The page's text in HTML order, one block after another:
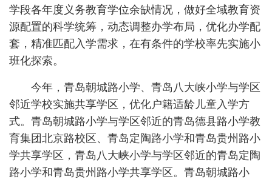
学段各年度义务教育学位余缺情况，做好全域教育资
源配置的科学统筹，动态调整办学布局，优化办学配
套，精准匹配入学需求，在有条件的学校率先实施小
班化探索。
今年，青岛朝城路小学、青岛八大峡小学与学区
邻近学校实施共享学区，优化户籍适龄儿童入学方
式。青岛朝城路小学与学区邻近的青岛德县路小学教
育集团北京路校区、青岛定陶路小学和青岛贵州路小
学共享学区，青岛八大峡小学与学区邻近的青岛定陶
路小学和青岛贵州路小学共享学区。青岛朝城路小